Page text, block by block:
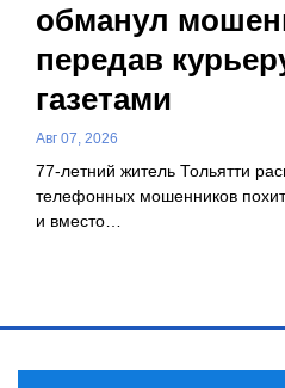
обманул
передав
газетами
Авг 07, 2026
77-летний житель Тольятти
телефонных мошенников
и вместо…